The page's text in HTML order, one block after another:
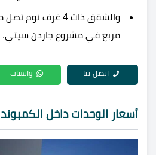
والشقق ذات 4 غرف نوم تصل مساحتها إلى
مربع في مشروع جاردن سيتي.
اتصل بنا واتساب
أسعار الوحدات داخل الكمبوند